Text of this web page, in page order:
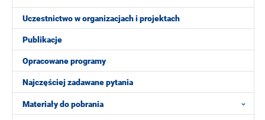
Uczestnictwo w organizacjach i projektach
Publikacje
Opracowane programy
Najczęściej zadawane pytania
Materiały do pobrania